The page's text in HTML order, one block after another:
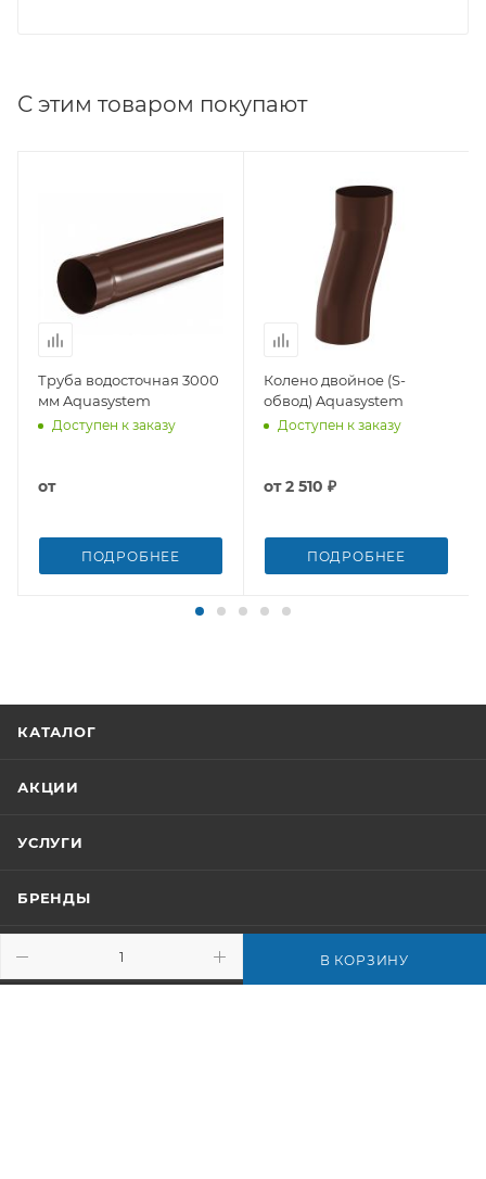
В КОРЗИНУ
С этим товаром покупают
Труба водосточная 3000
мм Aquasystem
Доступен к заказу
от
ПОДРОБНЕЕ
Колено двойное (S-
обвод) Aquasystem
Доступен к заказу
от2 510 ₽
ПОДРОБНЕЕ
КАТАЛОГ
АКЦИИ
УСЛУГИ
БРЕНДЫ
КОМПАНИЯ